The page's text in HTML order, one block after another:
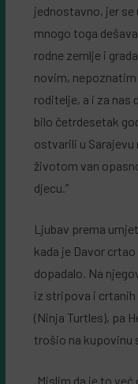
jednostavno, jer
mnogo toga
rodne zemlje i
novim,
roditelje, a i za nas
bilo četrdesetak
ostvarili u
životom van
djecu.”
Ljubav prema
kada je Davor
dopadalo. Na
iz stripova i
(Ninja Turtles), pa
trošio na kupovinu
„Mislim da je to